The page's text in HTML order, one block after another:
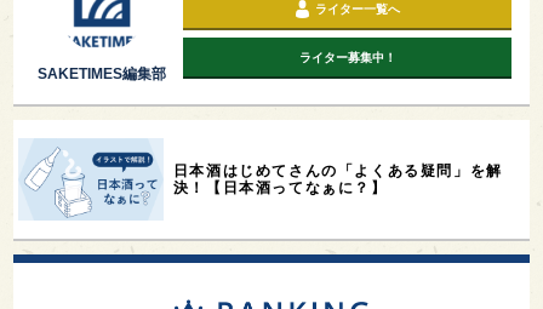
SAKETIMES編集部
ライター一覧へ
ライター募集中！
日本酒はじめてさんの「よくある疑問」を解
決！【日本酒ってなぁに？】